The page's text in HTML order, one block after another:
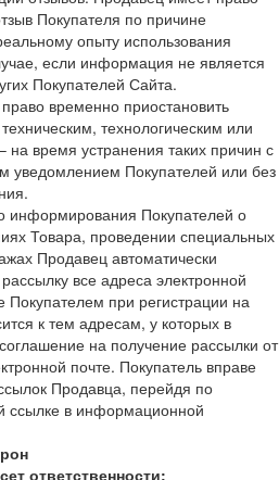
Покупателя по причине
опыту использования
если информация не является
Покупателей Сайта.
временно приостановить
технологическим или
время устранения таких причин с
уведомлением Покупателей или без
информирования Покупателей о
Товара, проведении специальных
Продавец автоматически
все адреса электронной
Покупателем при регистрации на
к тем адресам, у которых в
на получение рассылки от
почте. Покупатель вправе
Продавца, перейдя по
ссылке в информационной
ответственности: